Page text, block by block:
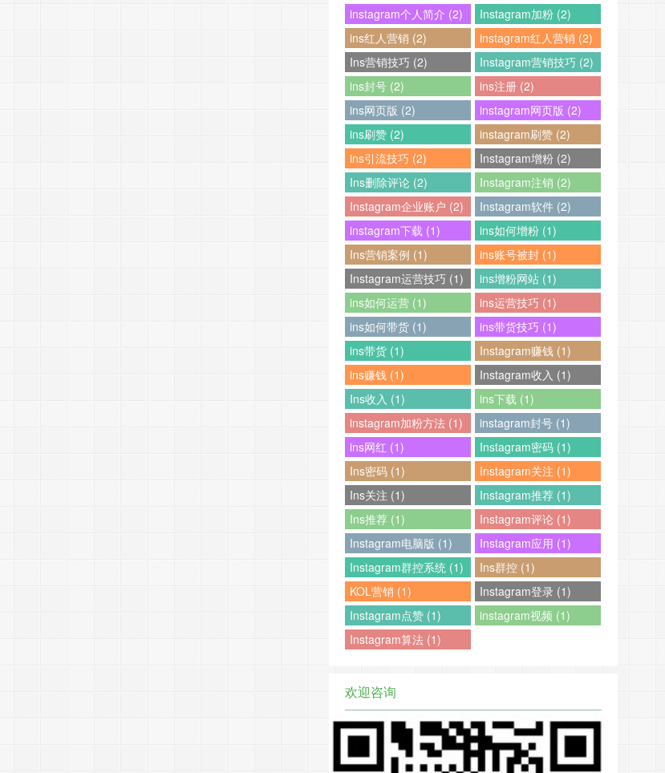
instagram个人简介 (2)
Instagram加粉 (2)
ins红人营销 (2)
instagram红人营销 (2)
Ins营销技巧 (2)
Instagram营销技巧 (2)
ins封号 (2)
ins注册 (2)
ins网页版 (2)
instagram网页版 (2)
ins刷赞 (2)
instagram刷赞 (2)
ins引流技巧 (2)
Instagram增粉 (2)
Ins删除评论 (2)
Instagram注销 (2)
Instagram企业账户 (2)
Instagram软件 (2)
instagram下载 (1)
ins如何增粉 (1)
Ins营销案例 (1)
ins账号被封 (1)
Instagram运营技巧 (1)
ins增粉网站 (1)
ins如何运营 (1)
ins运营技巧 (1)
ins如何带货 (1)
ins带货技巧 (1)
ins带货 (1)
Instagram赚钱 (1)
ins赚钱 (1)
Instagram收入 (1)
Ins收入 (1)
ins下载 (1)
instagram加粉方法 (1)
instagram封号 (1)
ins网红 (1)
Instagram密码 (1)
Ins密码 (1)
Instagram关注 (1)
Ins关注 (1)
Instagram推荐 (1)
Ins推荐 (1)
Instagram评论 (1)
Instagram电脑版 (1)
Instagram应用 (1)
Instagram群控系统 (1)
Ins群控 (1)
KOL营销 (1)
Instagram登录 (1)
Instagram点赞 (1)
instagram视频 (1)
Instagram算法 (1)
欢迎咨询